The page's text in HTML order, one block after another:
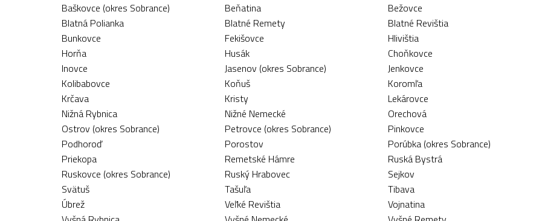
Baškovce (okres Sobrance) Beňatina
Bežovce
Blatná Polianka
Blatné Remety
Blatné Revištia
Bunkovce
Fekišovce
Hlivištia
Horňa
Husák
Choňkovce
Inovce
Jasenov (okres Sobrance)
Jenkovce
Kolibabovce
Koňuš
Koromľa
Krčava
Kristy
Lekárovce
Nižná Rybnica
Nižné Nemecké
Orechová
Ostrov (okres Sobrance)
Petrovce (okres Sobrance)
Pinkovce
Podhoroď
Porostov
Porúbka (okres Sobrance)
Priekopa
Remetské Hámre
Ruská Bystrá
Ruskovce (okres Sobrance)
Ruský Hrabovec
Sejkov
Svätuš
Tašuľa
Tibava
Úbrež
Veľké Revištia
Vojnatina